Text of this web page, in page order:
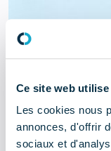
Ce site web
Les cookies nous
annonces, d'offrir
sociaux et
Il y a 2 ans
COMIDENT
avec
Vie de la profession